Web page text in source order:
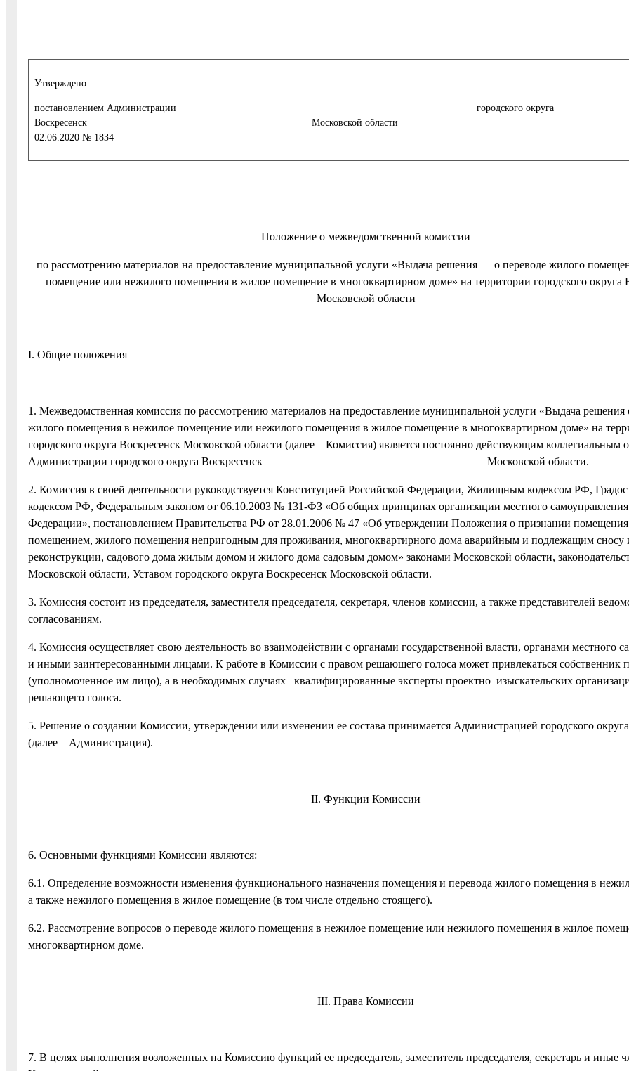
Утверждено
постановлением Администрации городского округа
Воскресенск Московской
02.06.2020 № 1834
Положение о межведомственной комиссии
по рассмотрению материалов на предоставление муниципальной услуги «Выдача решения о переводе жилого
помещение или нежилого помещения в жилое помещение в многоквартирном доме» на территории городского округа
Московской области
I. Общие положения
1. Межведомственная комиссия по рассмотрению материалов на предоставление муниципальной услуги «Выдача решения
жилого помещения в нежилое помещение или нежилого помещения в жилое помещение в многоквартирном доме» на
городского округа Воскресенск Московской области (далее – Комиссия) является постоянно действующим коллегиальным
Администрации городского округа Воскресенск Московской области.
2. Комиссия в своей деятельности руководствуется Конституцией Российской Федерации, Жилищным кодексом РФ,
кодексом РФ, Федеральным законом от 06.10.2003 № 131-ФЗ «Об общих принципах организации местного
Федерации», постановлением Правительства РФ от 28.01.2006 № 47 «Об утверждении Положения о признании
помещением, жилого помещения непригодным для проживания, многоквартирного дома аварийным и подлежащим сносу
реконструкции, садового дома жилым домом и жилого дома садовым домом» законами Московской области,
Московской области, Уставом городского округа Воскресенск Московской области.
3. Комиссия состоит из председателя, заместителя председателя, секретаря, членов комиссии, а также представителей
согласованиям.
4. Комиссия осуществляет свою деятельность во взаимодействии с органами государственной власти, органами местного
и иными заинтересованными лицами. К работе в Комиссии с правом решающего голоса может привлекаться собственник
(уполномоченное им лицо), а в необходимых случаях– квалифицированные эксперты проектно–изыскательских
решающего голоса.
5. Решение о создании Комиссии, утверждении или изменении ее состава принимается Администрацией городского
(далее – Администрация).
II. Функции Комиссии
6. Основными функциями Комиссии являются:
6.1. Определение возможности изменения функционального назначения помещения и перевода жилого помещения в
а также нежилого помещения в жилое помещение (в том числе отдельно стоящего).
6.2. Рассмотрение вопросов о переводе жилого помещения в нежилое помещение или нежилого помещения в жилое
многоквартирном доме.
III. Права Комиссии
7. В целях выполнения возложенных на Комиссию функций ее председатель, заместитель председателя, секретарь и иные